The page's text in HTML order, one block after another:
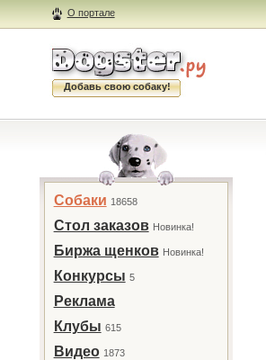
О портале
Добавь свою собаку!
Собаки 18658
Стол заказов Новинка!
Биржа щенков Новинка!
Конкурсы 5
Реклама
Клубы 615
Видео 1873